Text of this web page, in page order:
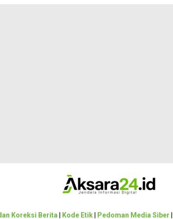
Koreksi Berita Kode Etik Pedoman Media Siber